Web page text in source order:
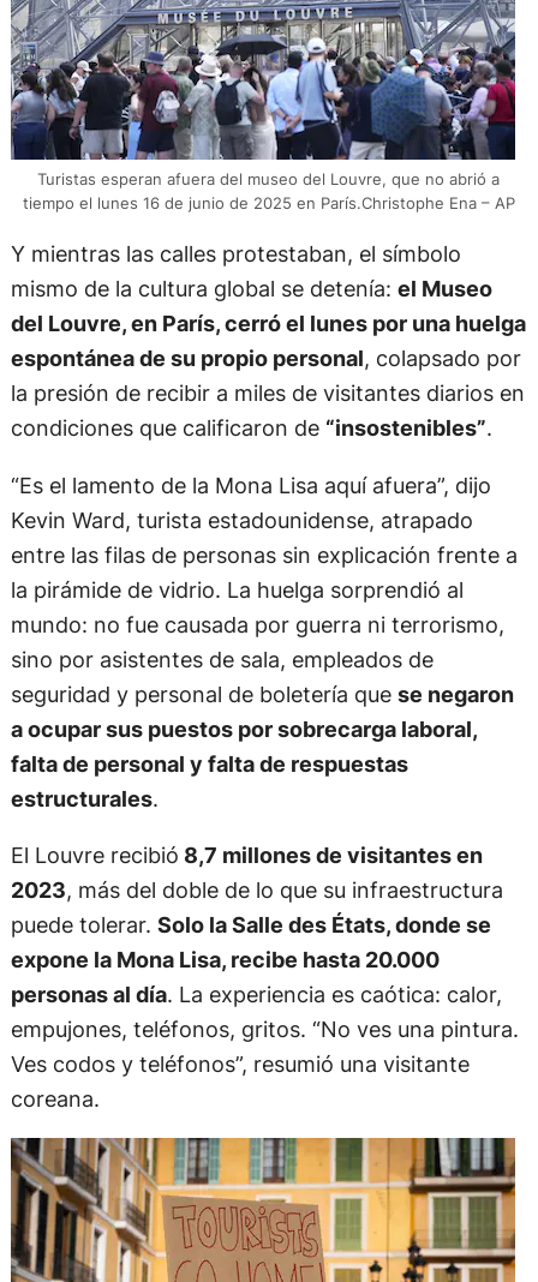
Turistas esperan afuera del museo del Louvre, que no abrió a
tiempo el lunes 16 de junio de 2025 en París.Christophe Ena – AP
Y mientras las calles protestaban, el símbolo
mismo de la cultura global se detenía: el Museo
del Louvre, en París, cerró el lunes por una huelga
espontánea de su propio personal, colapsado por
la presión de recibir a miles de visitantes diarios en
condiciones que calificaron de “insostenibles”.
“Es el lamento de la Mona Lisa aquí afuera”, dijo
Kevin Ward, turista estadounidense, atrapado
entre las filas de personas sin explicación frente a
la pirámide de vidrio. La huelga sorprendió al
mundo: no fue causada por guerra ni terrorismo,
sino por asistentes de sala, empleados de
seguridad y personal de boletería que se negaron
a ocupar sus puestos por sobrecarga laboral,
falta de personal y falta de respuestas
estructurales.
El Louvre recibió 8,7 millones de visitantes en
2023, más del doble de lo que su infraestructura
puede tolerar. Solo la Salle des États, donde se
expone la Mona Lisa, recibe hasta 20.000
personas al día. La experiencia es caótica: calor,
empujones, teléfonos, gritos. “No ves una pintura.
Ves codos y teléfonos”, resumió una visitante
coreana.